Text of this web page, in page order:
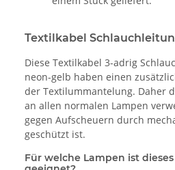
Textilkabel
Diese Textilkabel 3-adrig
neon-gelb haben einen
der Textilummantelung. Daher
an allen normalen Lampen
gegen Aufscheuern durch
geschützt ist.
Für welche Lampen ist